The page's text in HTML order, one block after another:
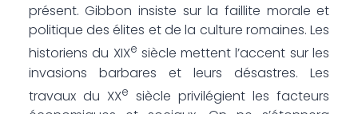
présent. Gibbon insiste sur la faillite morale et
politique des élites et de la culture romaines. Les
historiens du XIXe siècle mettent l’accent sur les
invasions barbares et leurs désastres. Les
travaux du XXe siècle privilégient les facteurs